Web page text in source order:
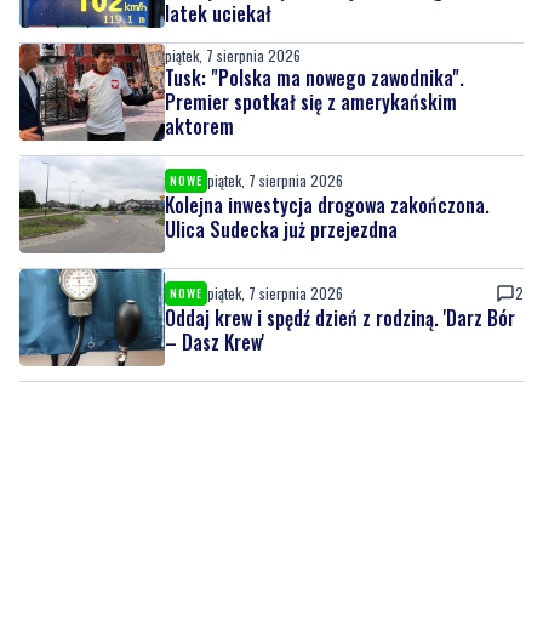
latek uciekał
piątek, 7 sierpnia 2026
Tusk: "Polska ma nowego zawodnika".
Premier spotkał się z amerykańskim
aktorem
NOWE piątek, 7 sierpnia 2026
Kolejna inwestycja drogowa zakończona.
Ulica Sudecka już przejezdna
NOWE piątek, 7 sierpnia 2026 2
Oddaj krew i spędź dzień z rodziną. 'Darz Bór
– Dasz Krew'